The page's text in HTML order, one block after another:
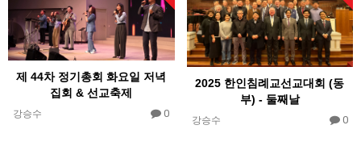
제 44차 정기총회 화요일 저녁
집회 & 선교축제
강승수 0
2025 한인침례교선교대회 (동
부) - 둘째날
강승수 0